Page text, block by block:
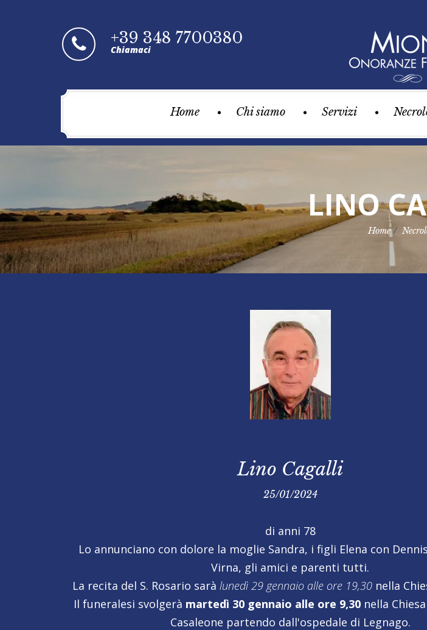
+39 348 7700380
Chiamaci
Home Chi siamo Servizi
LINO
Home
Lino Cagalli
25/01/2024
di anni 78
Lo annunciano con dolore la moglie Sandra, i figli Elena con
Virna, gli amici e parenti tutti.
La recita del S. Rosario sarà lunedì 29 gennaio alle ore 19,30 nella
Il funeralesi svolgerà martedì 30 gennaio alle ore 9,30 nella
Casaleone partendo dall'ospedale di Legnago.